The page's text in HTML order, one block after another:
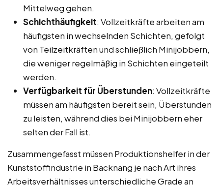
Mittelweg gehen.
Schichthäufigkeit: Vollzeitkräfte arbeiten am
häufigsten in wechselnden Schichten, gefolgt
von Teilzeitkräften und schließlich Minijobbern,
die weniger regelmäßig in Schichten eingeteilt
werden.
Verfügbarkeit für Überstunden: Vollzeitkräfte
müssen am häufigsten bereit sein, Überstunden
zu leisten, während dies bei Minijobbern eher
selten der Fall ist.
Zusammengefasst müssen Produktionshelfer in der
Kunststoffindustrie in Backnang je nach Art ihres
Arbeitsverhältnisses unterschiedliche Grade an